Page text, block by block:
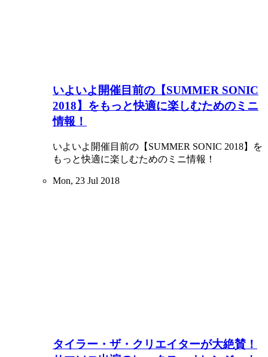
いよいよ開催目前の【SUMMER SONIC
2018】をもっと快適に楽しむためのミニ
情報！
いよいよ開催目前の【SUMMER SONIC 2018】を
もっと快適に楽しむためのミニ情報！
Mon, 23 Jul 2018
タイラー・ザ・クリエイターが大絶賛！